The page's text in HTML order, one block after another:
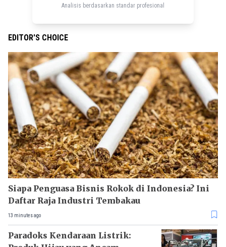
Analisis berdasarkan standar profesional
EDITOR'S CHOICE
Siapa Penguasa Bisnis Rokok di Indonesia? Ini
Daftar Raja Industri Tembakau
13 minutes ago
Paradoks Kendaraan Listrik: